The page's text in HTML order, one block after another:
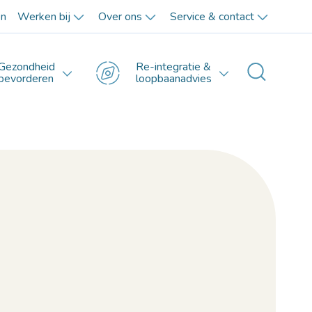
Werken bij Over ons Service & contact
Re-integratie &
loopbaanadvies